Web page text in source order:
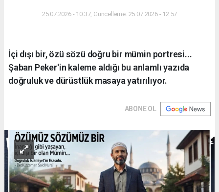
25.07.2026 - 10:37, Güncelleme: 25.07.2026 - 12:57
İçi dışı bir, özü sözü doğru bir mümin portresi...
Şaban Peker'in kaleme aldığı bu anlamlı yazıda
doğruluk ve dürüstlük masaya yatırılıyor.
ABONE OL